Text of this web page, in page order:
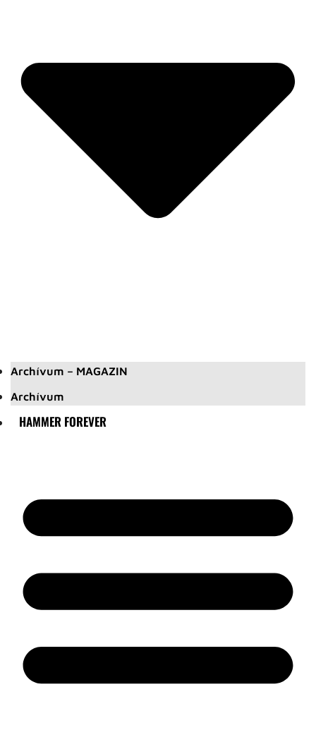
Archívum – MAGAZIN
Archívum
HAMMER FOREVER